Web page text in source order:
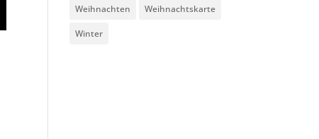
Weihnachten Weihnachtskarte
Winter